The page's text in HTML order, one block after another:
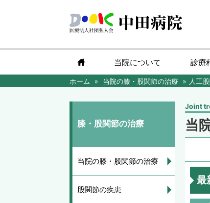
home 当院について 診療
ホーム 当院の膝・股関節の治療 人工
Joint
当
最
膝・股関節の治療
当院の膝・股関節の治療
股関節の疾患